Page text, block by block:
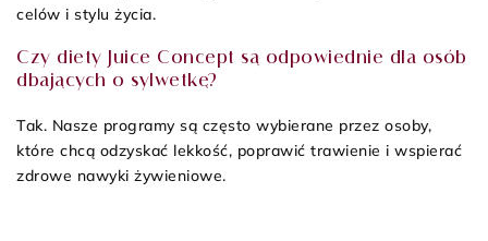
celów i stylu życia.
Czy diety Juice Concept są odpowiednie dla osób
dbających o sylwetkę?
Tak. Nasze programy są często wybierane przez osoby,
które chcą odzyskać lekkość, poprawić trawienie i wspierać
zdrowe nawyki żywieniowe.